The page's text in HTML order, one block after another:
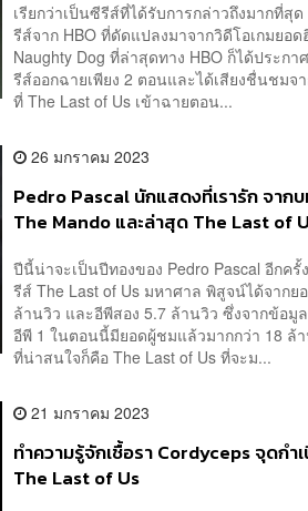
เรียกว่าเป็นซีรีส์ที่ได้รับการกล่าวถึงมากที่สุ
รีส์จาก HBO ที่ดัดแปลงมาจากวิดีโอเกมย
Naughty Dog ที่ล่าสุดทาง HBO ก็ได้ประก
รีส์ออกฉายเพียง 2 ตอนและได้เสียงชื่นช
ที่ The Last of Us เข้าฉายตอน...
26 มกราคม 2023
Pedro Pascal นักแสดงที่เรารัก จาก
The Mando และล่าสุด The Last of
ปีนี้น่าจะเป็นปีทองของ Pedro Pascal อีกค
รีส์ The Last of Us มหาศาล พิสูจน์ได้จาก
ล้านวิว และอีพีสอง 5.7 ล้านวิว ซึ่งจากข้อมู
อีพี 1 ในตอนนี้มียอดผู้ชมแล้วมากกว่า 18
ที่น่าสนใจก็คือ The Last of Us ที่จะม...
21 มกราคม 2023
ทำความรู้จักเชื้อรา Cordyceps จุดกำ
The Last of Us